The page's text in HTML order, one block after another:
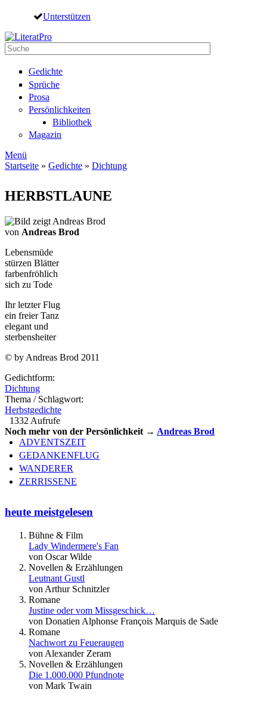
Direkt zum Inhalt
Unterstützen
Suche
Gedichte
Sprüche
Prosa
Persönlichkeiten
Bibliothek
Magazin
Menü
Startseite » Gedichte » Dichtung
HERBSTLAUNE
von Andreas Brod
Lebensmüde
stürzen Blätter
farbenfröhlich
sich zu Tode
Ihr letzter Flug
ein freier Tanz
elegant und
sterbensheiter
© by Andreas Brod 2011
Gedichtform:
Dichtung
Thema / Schlagwort:
Herbstgedichte
1332 Aufrufe
Noch mehr von der Persönlichkeit → Andreas Brod
ADVENTSZEIT
GEDANKENFLUG
WANDERER
ZERRISSENE
heute meistgelesen
Bühne & Film
Lady Windermere's Fan
von Oscar Wilde
Novellen & Erzählungen
Leutnant Gustl
von Arthur Schnitzler
Romane
Justine oder vom Missgeschick…
von Donatien Alphonse François Marquis de Sade
Romane
Nachwort zu Feueraugen
von Alexander Zeram
Novellen & Erzählungen
Die 1.000.000 Pfundnote
von Mark Twain